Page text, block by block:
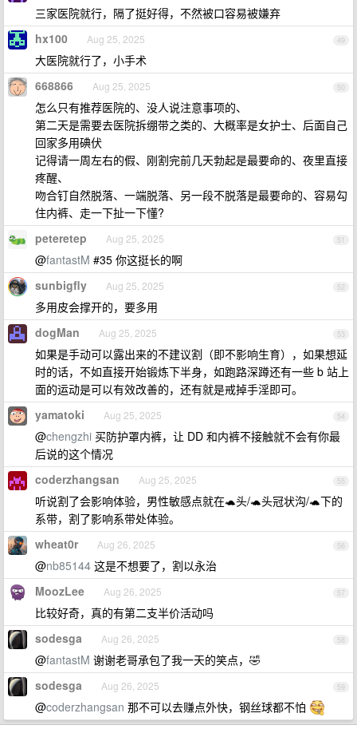
三家医院就行，隔了挺好得，不然被口容易被嫌弃
49
hx100 Aug 25, 2025
大医院就行了，小手术
50
668866 Aug 25, 2025
怎么只有推荐医院的、没人说注意事项的、
第二天是需要去医院拆绷带之类的、大概率是女护士、后面自己
回家多用碘伏
记得请一周左右的假、刚割完前几天勃起是最要命的、夜里直接
疼醒、
吻合钉自然脱落、一端脱落、另一段不脱落是最要命的、容易勾
住内裤、走一下扯一下懂?
51
peteretep Aug 25, 2025
@fantastM #35 你这挺长的啊
52
sunbigfly Aug 25, 2025
多用皮会撑开的，要多用
53
dogMan Aug 25, 2025
如果是手动可以露出来的不建议割（即不影响生育），如果想延
时的话，不如直接开始锻炼下半身，如跑路深蹲还有一些 b 站上
面的运动是可以有效改善的，还有就是戒掉手淫即可。
54
yamatoki Aug 25, 2025
@chengzhi 买防护罩内裤，让 DD 和内裤不接触就不会有你最
后说的这个情况
55
coderzhangsan Aug 25, 2025
听说割了会影响体验，男性敏感点就在🐢头/🐢头冠状沟/🐢下的
系带，割了影响系带处体验。
56
wheat0r Aug 26, 2025
@nb85144 这是不想要了，割以永治
57
MoozLee Aug 26, 2025
比较好奇，真的有第二支半价活动吗
58
sodesga Aug 26, 2025
@fantastM 谢谢老哥承包了我一天的笑点，🤣
59
sodesga Aug 26, 2025
@coderzhangsan 那不可以去赚点外快，钢丝球都不怕